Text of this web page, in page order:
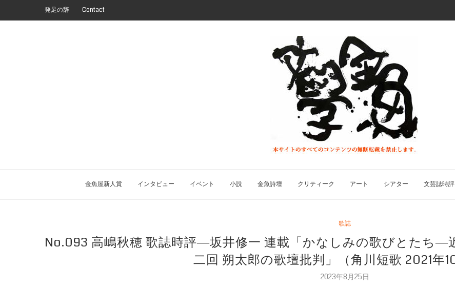
発足の辞 Contact
金魚屋新人賞 インタビュー イベント 小説 金魚詩壇 クリティーク アート シアター 文芸誌時評
歌誌
No.093 高嶋秋穂 歌誌時評―坂井修一 連載「かなしみの歌びとたち―
二回 朔太郎の歌壇批判」（角川短歌 2021年
2023年8月25日